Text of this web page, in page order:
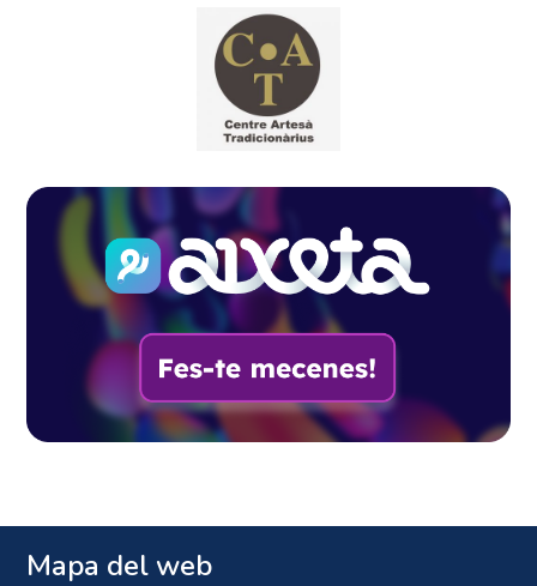
Mapa del web